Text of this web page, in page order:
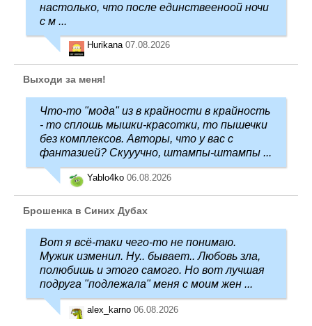
настолько, что после единствееноой ночи
с м ...
Hurikana 07.08.2026
Выходи за меня!
Что-то "мода" из в крайности в крайность
- то сплошь мышки-красотки, то пышечки
без комплексов. Авторы, что у вас с
фантазией? Скууучно, штампы-штампы ...
Yablo4ko 06.08.2026
Брошенка в Синих Дубах
Вот я всё-таки чего-то не понимаю.
Мужик изменил. Ну.. бывает.. Любовь зла,
полюбишь и этого самого. Но вот лучшая
подруга "подлежала" меня с моим жен ...
alex_karno 06.08.2026